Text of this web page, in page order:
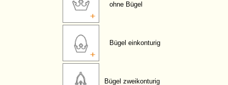
ohne Bügel
Bügel einkonturig
Bügel zweikonturig